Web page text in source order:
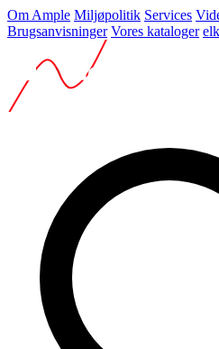
Om Ample Miljøpolitik Services
Brugsanvisninger Vores kataloger